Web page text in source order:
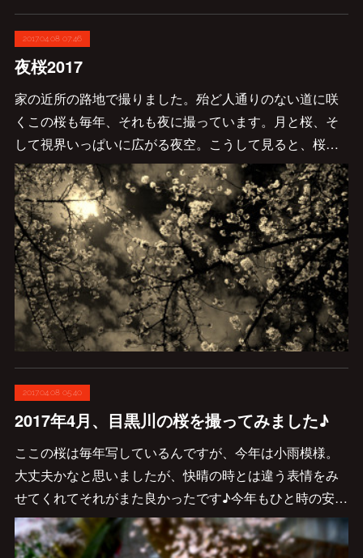
2017.04.08 07:46
夜桜2017
家の近所の路地で撮りました。殆ど人通りのない道に咲
くこの桜も毎年、それも夜に撮っています。月と桜、そ
して視界いっぱいに広がる夜空。こうして見ると、桜…
2017.04.08 05:40
2017年4月、目黒川の桜を撮ってみました♪
ここの桜は毎年写しているんですが、今年は小雨模様。
大丈夫かなと思いましたが、快晴の時とは違う表情をみ
せてくれてそれがまた良かったです♪今年もひと時の安…